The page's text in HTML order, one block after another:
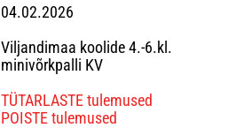
04.02.2026
Viljandimaa koolide 4.-6.kl.
minivõrkpalli KV
TÜTARLASTE tulemused
POISTE tulemused